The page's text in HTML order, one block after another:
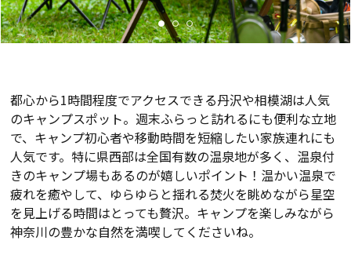
都心から1時間程度でアクセスできる丹沢や相模湖は人気
のキャンプスポット。週末ふらっと訪れるにも便利な立地
で、キャンプ初心者や移動時間を短縮したい家族連れにも
人気です。特に県西部は全国有数の温泉地が多く、温泉付
きのキャンプ場もあるのが嬉しいポイント！温かい温泉で
疲れを癒やして、ゆらゆらと揺れる焚火を眺めながら星空
を見上げる時間はとっても贅沢。キャンプを楽しみながら
神奈川の豊かな自然を満喫してくださいね。